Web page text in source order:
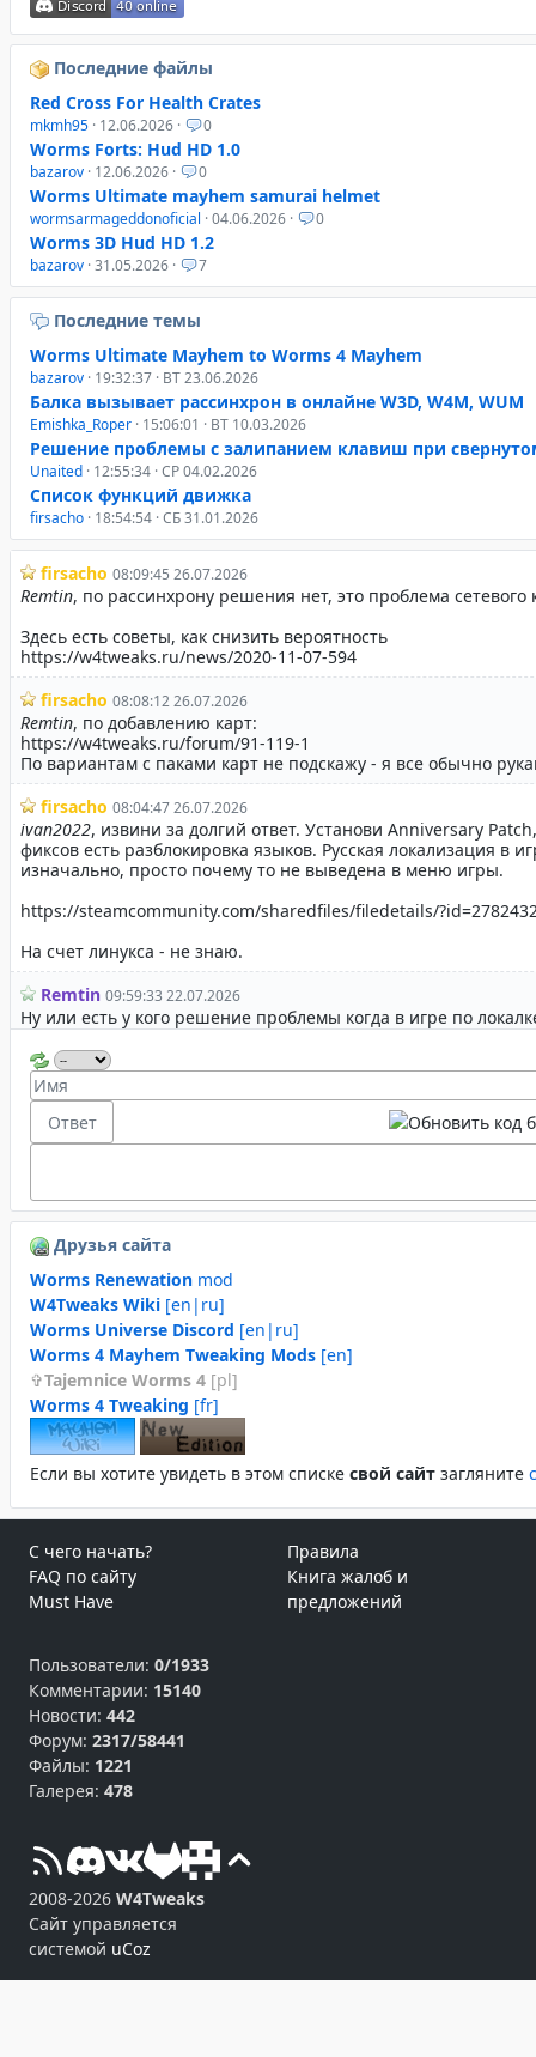
Последние файлы
Red Cross For Health Crates
mkmh95 · 12.06.2026 · 0
Worms Forts: Hud HD 1.0
bazarov · 12.06.2026 · 0
Worms Ultimate mayhem samurai helmet
wormsarmageddonoficial · 04.06.2026 · 0
Worms 3D Hud HD 1.2
bazarov · 31.05.2026 · 7
Последние темы
Worms Ultimate Mayhem to Worms 4 Mayhem
bazarov · 19:32:37 · ВТ 23.06.2026
Балка вызывает рассинхрон в онлайне W3D, W4M, WUM
Emishka_Roper · 15:06:01 · ВТ 10.03.2026
Решение проблемы с залипанием клавиш при
Unaited · 12:55:34 · СР 04.02.2026
Список функций движка
firsacho · 18:54:54 · СБ 31.01.2026
Друзья сайта
Worms Renewation mod
W4Tweaks Wiki [en|ru]
Worms Universe Discord [en|ru]
Worms 4 Mayhem Tweaking Mods [en]
Tajemnice Worms 4 [pl]
Worms 4 Tweaking [fr]
Если вы хотите увидеть в этом спиcке свой сайт загляните
С чего начать?
FAQ по сайту
Must Have
Правила
Книга жалоб и
предложений
Пользователи: 0/1933
Комментарии: 15140
Новости: 442
Форум: 2317/58441
Файлы: 1221
Галерея: 478
2008-2026 W4Tweaks
Сайт управляется
системой uCoz